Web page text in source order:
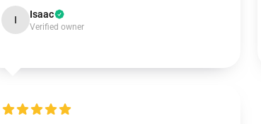
I Isaac
Verified owner